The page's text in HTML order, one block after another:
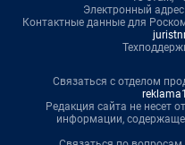
Электронный
Контактные данные для
Связаться с отделом
Редакция сайта не несет
информации,